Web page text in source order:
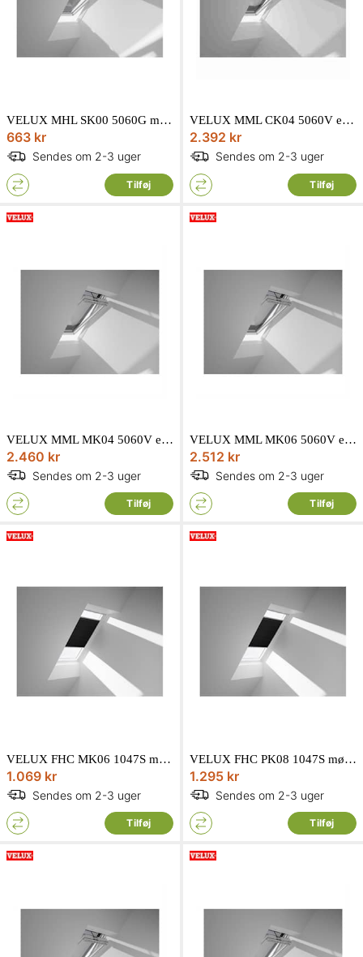
VELUX MHL SK00 5060G manuel markise i sort
663 kr
Sendes om 2-3 uger
Tilføj
VELUX MML CK04 5060V elnetdrevet markise i sort
2.392 kr
Sendes om 2-3 uger
Tilføj
VELUX MML MK04 5060V elnetdrevet markise i sort
2.460 kr
Sendes om 2-3 uger
Tilføj
VELUX MML MK06 5060V elnetdrevet markise i sort
2.512 kr
Sendes om 2-3 uger
Tilføj
VELUX FHC MK06 1047S mørklæggende energigardin i sort
1.069 kr
Sendes om 2-3 uger
Tilføj
VELUX FHC PK08 1047S mørklæggende energigardin i sort
1.295 kr
Sendes om 2-3 uger
Tilføj